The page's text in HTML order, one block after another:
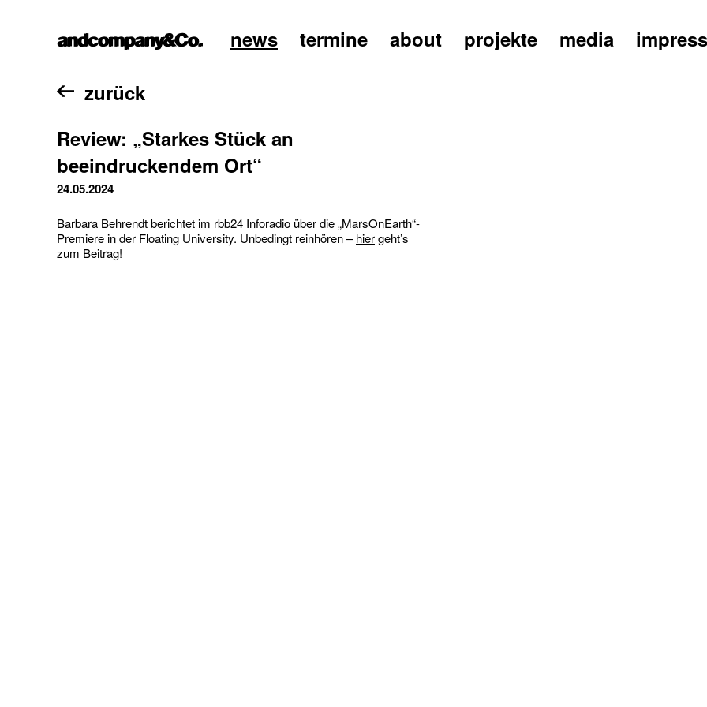
home news termine about projekte media
zurück
Review: „Starkes Stück an
beeindruckendem Ort“
24.05.2024
Barbara Behrendt berichtet im rbb24 Inforadio über die „MarsOnEarth“-
Premiere in der Floating University. Unbedingt reinhören –hiergeht’s
zum Beitrag!